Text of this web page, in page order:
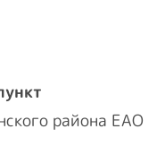
района ЕАО